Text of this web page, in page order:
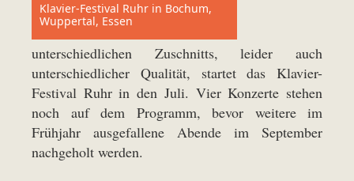
Klavier-Festival Ruhr in Bochum,
Wuppertal, Essen
unterschiedlichen Zuschnitts, leider auch
unterschiedlicher Qualität, startet das Klavier-
Festival Ruhr in den Juli. Vier Konzerte stehen
noch auf dem Programm, bevor weitere im
Frühjahr ausgefallene Abende im September
nachgeholt werden.